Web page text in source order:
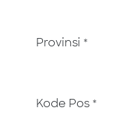
Provinsi *
Kode Pos *